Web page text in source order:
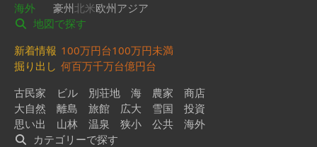
海外
豪州北米欧州アジア
地図で探す
新着情報 100万円台100万円未満
掘り出し 何百万千万台億円台
古民家
ビル 別荘地 海 農家
商店
大自然
離島 旅館 広大 雪国
投資
思い出
山林 温泉 狭小 公共
海外
カテゴリーで探す